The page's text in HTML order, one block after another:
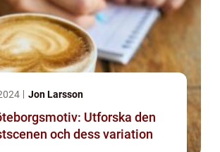
Jon Larsson
Utforska den
och dess variation